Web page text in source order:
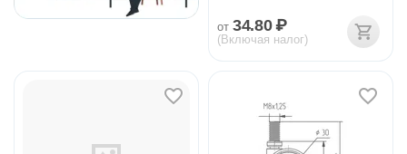
от 34.80 ₽
(Включая налог)